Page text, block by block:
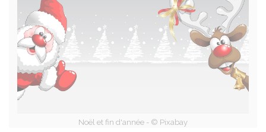
Noël et fin d'année - © Pixabay